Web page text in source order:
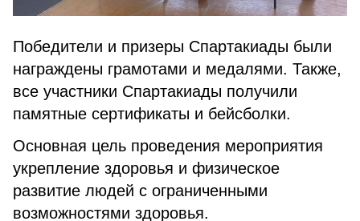
Победители и призеры Спартакиады были
награждены грамотами и медалями. Также,
все участники Спартакиады получили
памятные сертификаты и бейсболки.
Основная цель проведения мероприятия
укрепление здоровья и физическое
развитие людей с ограниченными
возможностями здоровья.